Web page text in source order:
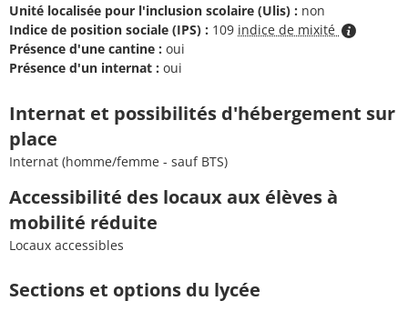
Unité localisée pour l'inclusion scolaire (Ulis) : non
Indice de position sociale (IPS) : 109 indice de mixité
Présence d'une cantine : oui
Présence d'un internat : oui
Internat et possibilités d'hébergement sur
place
Internat (homme/femme - sauf BTS)
Accessibilité des locaux aux élèves à
mobilité réduite
Locaux accessibles
Sections et options du lycée